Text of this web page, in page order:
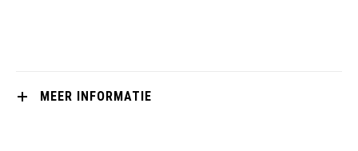
MEER INFORMATIE